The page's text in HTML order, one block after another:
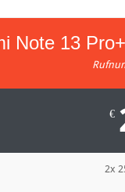
Note 13
€
2x